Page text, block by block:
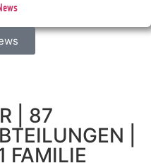
| 87
|
FAMILIE